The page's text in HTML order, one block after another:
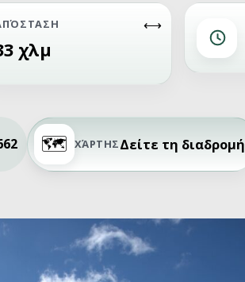
χλμ
ΧΆΡΤΗΣΔείτε τη διαδρομή